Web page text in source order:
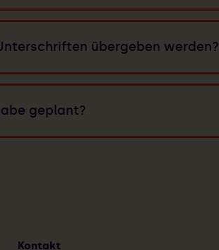
übergeben werden?
geplant?
Kontakt